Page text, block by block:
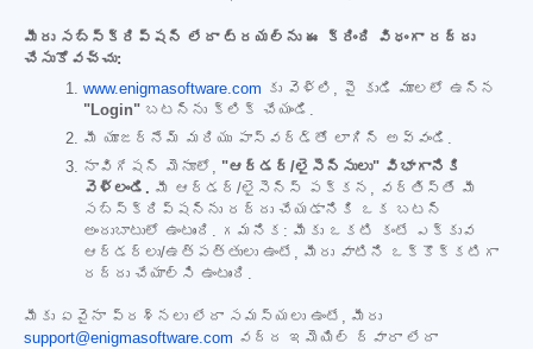
మీరు సబ్‌స్క్రిప్షన్ లేదా ట్రయల్‌ను ఈ క్రింది విధంగా రద్దు
చేసుకోవచ్చు:
www.enigmasoftware.com కు వెళ్లి, పై కుడి మూలలో ఉన్న
"Login" బటన్‌ను క్లిక్ చేయండి.
మీ యూజర్‌నేమ్ మరియు పాస్‌వర్డ్‌తో లాగిన్ అవ్వండి.
నావిగేషన్ మెనూలో, "ఆర్డర్/లైసెన్సులు" విభాగానికి
వెళ్లండి. మీ ఆర్డర్/లైసెన్స్ పక్కన, వర్తిస్తే మీ
సబ్‌స్క్రిప్షన్‌ను రద్దు చేయడానికి ఒక బటన్
అందుబాటులో ఉంటుంది. గమనిక: మీకు ఒకటి కంటే ఎక్కువ
ఆర్డర్‌లు/ఉత్పత్తులు ఉంటే, మీరు వాటిని ఒక్కొక్కటిగా
రద్దు చేయాల్సి ఉంటుంది.
మీకు ఏవైనా ప్రశ్నలు లేదా సమస్యలు ఉంటే, మీరు
support@enigmasoftware.com వద్ద ఇమెయిల్ ద్వారా లేదా